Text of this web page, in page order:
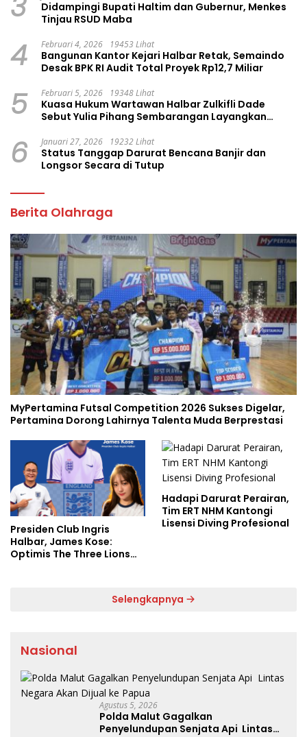
Didampingi Bupati Haltim dan Gubernur, Menkes
Tinjau RSUD Maba
4 Februari 4, 2026 19453 Lihat
Bangunan Kantor Kejari Halbar Retak, Semaindo
Desak BPK RI Audit Total Proyek Rp12,7 Miliar
5 Februari 5, 2026 19348 Lihat
Kuasa Hukum Wartawan Halbar Zulkifli Dade
Sebut Yulia Pihang Sembarangan Layangkan
6 Januari 27, 2026 19232 Lihat
Status Tanggap Darurat Bencana Banjir dan
Longsor Secara di Tutup
Berita Olahraga
MyPertamina Futsal Competition 2026 Sukses Digelar,
Pertamina Dorong Lahirnya Talenta Muda Berprestasi
Presiden Club Ingris
Halbar, James Kose:
Optimis The Three Lions
Hadapi Darurat Perairan,
Tim ERT NHM Kantongi
Lisensi Diving Profesional
Selengkapnya
Nasional
Agustus 5, 2026
Polda Malut Gagalkan
Penyelundupan Senjata Api Lintas